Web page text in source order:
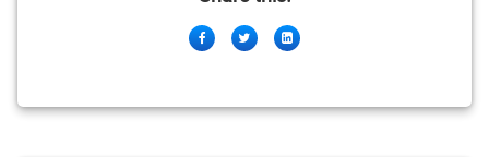
FacebookTwitterLinkedIn